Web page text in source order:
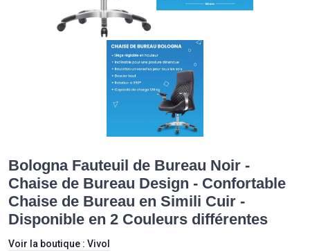
Bologna Fauteuil de Bureau Noir -
Chaise de Bureau Design - Confortable
Chaise de Bureau en Simili Cuir -
Disponible en 2 Couleurs différentes
Voir la boutique : Vivol